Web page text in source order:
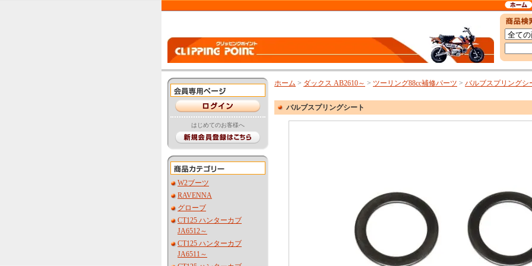
はじめてのお客様へ
W2ブーツ
RAVENNA
グローブ
CT125 ハンターカブ
JA6512～
CT125 ハンターカブ
JA6511～
ホーム > ダックス AB2610～ > ツーリング88cc補修パーツ > バルブスプリングシ
バルブスプリングシート